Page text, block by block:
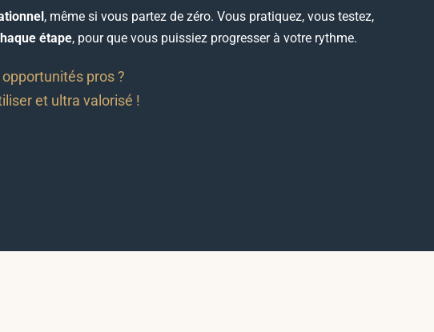
, même si vous partez de zéro. Vous pratiquez, vous testez,
étape, pour que vous puissiez progresser à votre rythme.
pros ?
et ultra valorisé !